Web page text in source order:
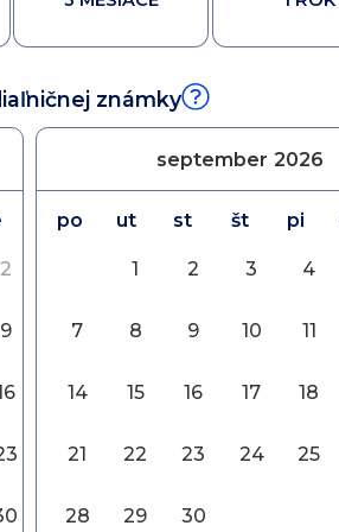
známky
2
9
september 2026
po ut st št pi
1 2 3 4
7 8 9 10 11
14 15 16 17 18
21 22 23 24 25
28 29 30